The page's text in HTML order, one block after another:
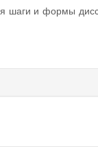
шаги и формы